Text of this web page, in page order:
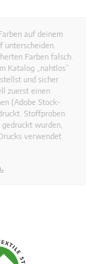
auf deinem
unterscheiden.
Farben falsch.
Katalog „nahtlos”
und sicher
zuerst einen
(Adobe Stock-
Stoffproben
wurden,
verwendet